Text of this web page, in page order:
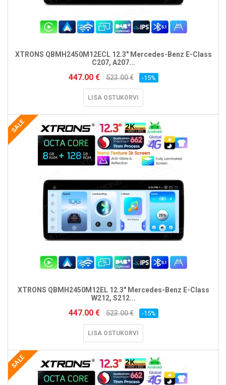
XTRONS QBMH2450M12ECL 12.3" Mercedes-Benz E-Class
C207, A207...
447.00 € 523.00 € -15%
LISA OSTUKORVI
SALE
XTRONS QBMH2450M12EL 12.3" Mercedes-Benz E-Class
W212, S212...
447.00 € 523.00 € -15%
LISA OSTUKORVI
SALE